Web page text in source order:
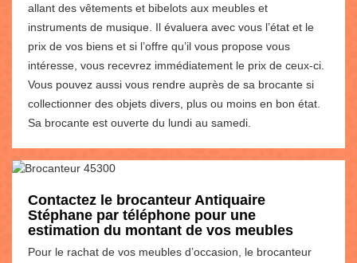
allant des vêtements et bibelots aux meubles et
instruments de musique. Il évaluera avec vous l’état et le
prix de vos biens et si l’offre qu’il vous propose vous
intéresse, vous recevrez immédiatement le prix de ceux-ci.
Vous pouvez aussi vous rendre auprès de sa brocante si
collectionner des objets divers, plus ou moins en bon état.
Sa brocante est ouverte du lundi au samedi.
Contactez le brocanteur Antiquaire
Stéphane par téléphone pour une
estimation du montant de vos meubles
Pour le rachat de vos meubles d’occasion, le brocanteur